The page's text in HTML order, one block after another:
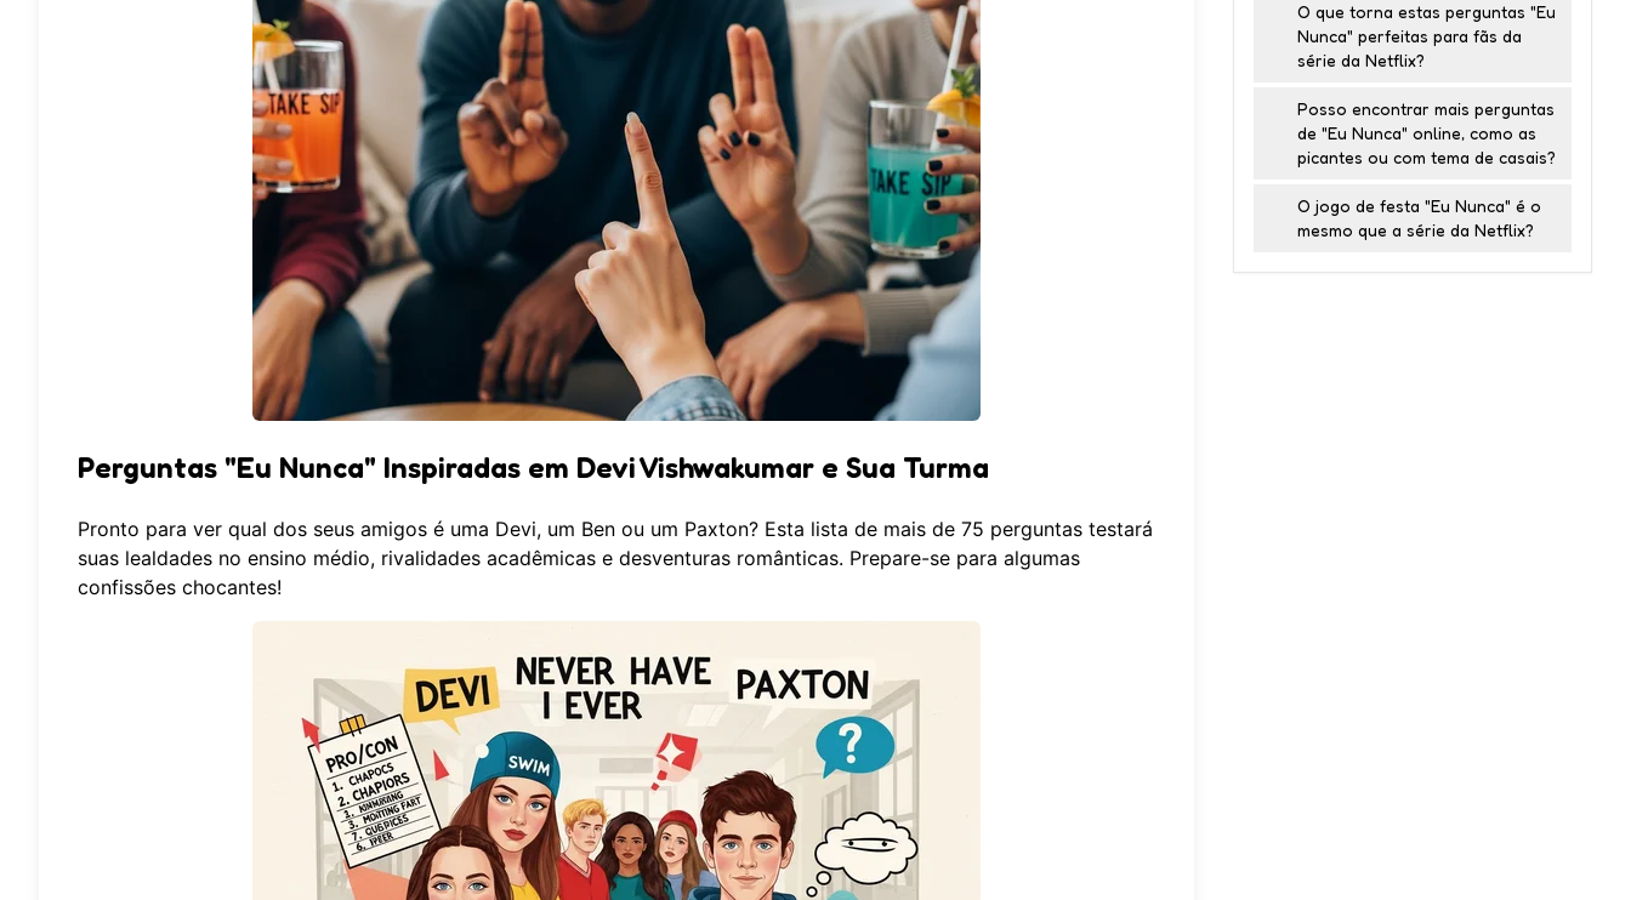
Perguntas "Eu Nunca" Inspiradas em Devi Vishwakumar e Sua Turma
Pronto para ver qual dos seus amigos é uma Devi, um Ben ou um Paxton? Esta lista de mais de 75 perguntas testará
suas lealdades no ensino médio, rivalidades acadêmicas e desventuras românticas. Prepare-se para algumas
confissões chocantes!
O que torna estas perguntas "Eu
Nunca" perfeitas para fãs da
série da Netflix?
Posso encontrar mais perguntas
de "Eu Nunca" online, como as
picantes ou com tema de casais?
O jogo de festa "Eu Nunca" é o
mesmo que a série da Netflix?